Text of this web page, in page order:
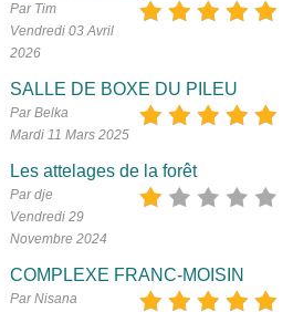
Par Tim
Vendredi 03 Avril
2026
SALLE DE BOXE DU PILEU
Par Belka
Mardi 11 Mars 2025
Les attelages de la forêt
Par dje
Vendredi 29
Novembre 2024
COMPLEXE FRANC-MOISIN
Par Nisana